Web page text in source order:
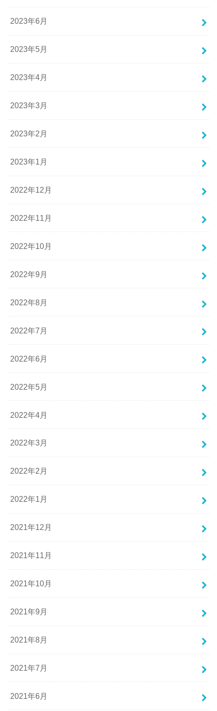
2023年6月
2023年5月
2023年4月
2023年3月
2023年2月
2023年1月
2022年12月
2022年11月
2022年10月
2022年9月
2022年8月
2022年7月
2022年6月
2022年5月
2022年4月
2022年3月
2022年2月
2022年1月
2021年12月
2021年11月
2021年10月
2021年9月
2021年8月
2021年7月
2021年6月